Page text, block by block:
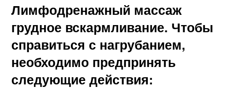
Лимфодренажный массаж
грудное вскармливание. Чтобы
справиться с нагрубанием,
необходимо предпринять
следующие действия: